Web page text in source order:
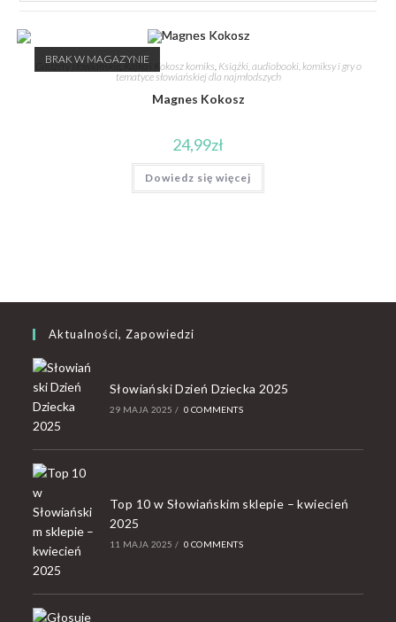
BRAK W MAGAZYNIE
Gadżety słowiańskie,Kajko i Kokosz komiks, Książki, audiobooki, komiksy i gry o
tematyce słowiańskiej dla najmłodszych
Magnes Kokosz
24,99zł
Dowiedz się więcej
Aktualności, Zapowiedzi
Słowiański Dzień Dziecka 2025
29 MAJA 2025 / 0 COMMENTS
Top 10 w Słowiańskim sklepie – kwiecień
2025
11 MAJA 2025 / 0 COMMENTS